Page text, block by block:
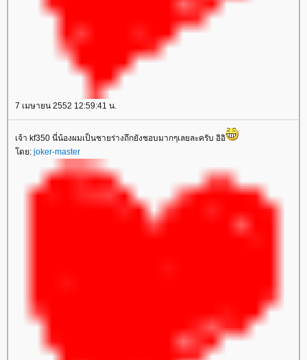
7 เมษายน 2552 12:59:41 น.
เจ้า kf350 นี่น้องผมเป็นชายร่างถึกยังชอบมากๆเลยละครับ อิอิ
ดย: joker-master